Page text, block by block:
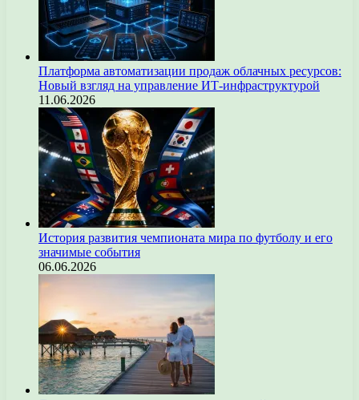
Платформа автоматизации продаж облачных ресурсов:
Новый взгляд на управление ИТ-инфраструктурой
11.06.2026
История развития чемпионата мира по футболу и его
значимые события
06.06.2026